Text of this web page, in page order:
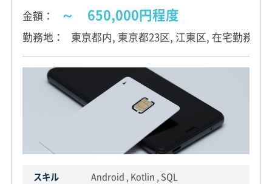
金額 ～ 650,000円程度
勤務地 東京都内, 東京都23区, 江東区, 在宅勤務
スキル
Android , Kotlin , SQL